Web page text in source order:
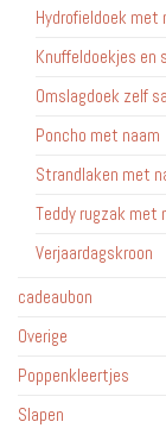
Hydrofieldoek met
Knuffeldoekjes en
Omslagdoek zelf
Poncho met naam
Strandlaken met
Teddy rugzak met
Verjaardagskroon
cadeaubon
Overige
Poppenkleertjes
Slapen